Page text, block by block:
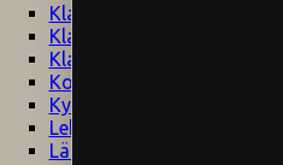
Klagomålspolicy
Klassföräldramöte
Klassutflykter
Konsekvenstrappa
Kyrkobesök
Lektionsanalys
Läromedelspolicy